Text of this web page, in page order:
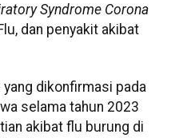
Syndrome Corona
dan penyakit akibat
dikonfirmasi pada
selama tahun 2023
akibat flu burung di